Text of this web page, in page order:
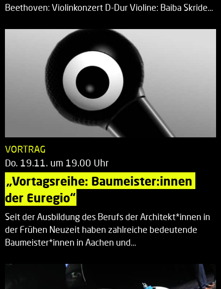
Beethoven: Violinkonzert D-Dur Violine: Baiba Skride…
VORTRAG
Do. 19.11. um 19.00 Uhr
„Vortagsreihe: Baumeister:innen
der Euregio“
Seit der Ausbildung des Berufs der Architekt*innen in
der Frühen Neuzeit haben zahlreiche bedeutende
Baumeister*innen in Aachen und…